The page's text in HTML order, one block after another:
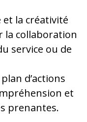
et la créativité
la collaboration
service ou de
d’actions
et
prenantes.